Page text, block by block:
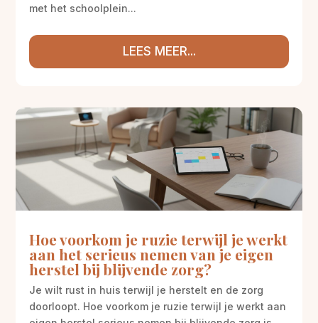
met het schoolplein...
LEES MEER...
Hoe voorkom je ruzie terwijl je werkt
aan het serieus nemen van je eigen
herstel bij blijvende zorg?
Je wilt rust in huis terwijl je herstelt en de zorg
doorloopt. Hoe voorkom je ruzie terwijl je werkt aan